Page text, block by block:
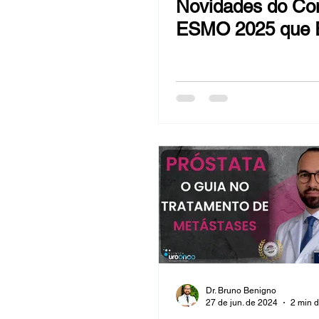
Hiperplasia Benigna da Próstata -
Reversão de Vasectomia
Novidades do
ESMO 2025 que
Próstata
Dr. Bruno Benigno
27 de jun. de 2024
2 min